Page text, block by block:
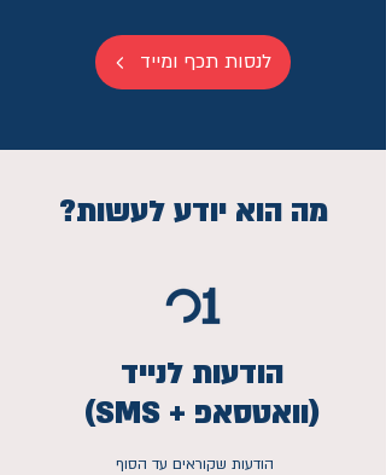
לנסות תכף ומייד
מה הוא יודע לעשות?
הודעות לנייד
(SMS + וואטסאפ)
הודעות שקוראים עד הסוף